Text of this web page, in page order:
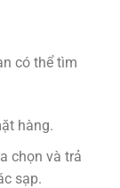
có thể tìm
hàng.
chọn và trả
sạp.